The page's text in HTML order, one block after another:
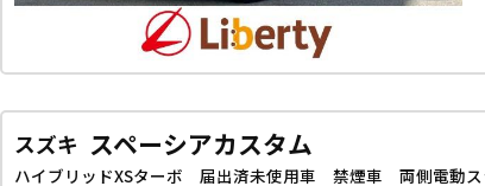
スズキ スペーシアカスタム